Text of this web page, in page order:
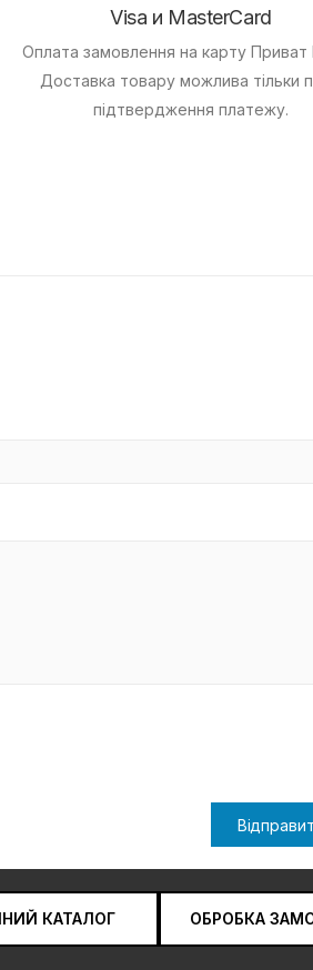
Visa и MasterCard
Оплата замовлення на карту Приват
Доставка товару можлива тільки
підтвердження платежу.
КАТАЛОГ ОБРОБКА